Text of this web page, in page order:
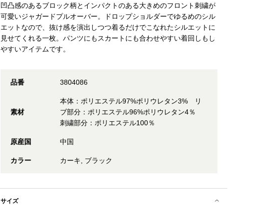
凹凸感のあるブロック柄とインパクトのある大きめのフロント刺繍が
可愛いジャガードプルオーバー。ドロップショルダーでゆるめのシル
エットなので、抜け感を演出しつつ着るだけでこなれたシルエットに
見せてくれる一枚。パンツにもスカートにも合わせやすい着回しもし
やすいアイテムです。
品番 3804086
素材
本体：ポリエステル97%ポリウレタン3% リ
ブ部分：ポリエステル96%ポリウレタン4％
刺繍部分：ポリエステル100％
原産国 中国
カラー カーキ, ブラック
サイズ